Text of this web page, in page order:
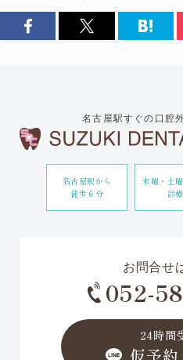
名古屋駅すぐの口腔
名古屋駅から
徒歩６分
木曜・土
診療
お問合せ
052-
24時間